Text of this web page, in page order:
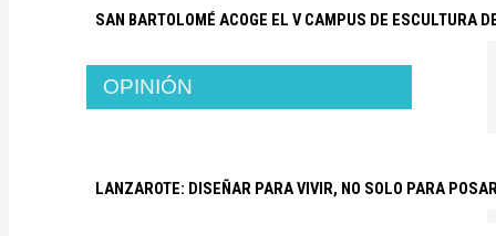
SAN BARTOLOMÉ ACOGE EL V CAMPUS DE ESCULTURA
OPINIÓN
LANZAROTE: DISEÑAR PARA VIVIR, NO SOLO PARA